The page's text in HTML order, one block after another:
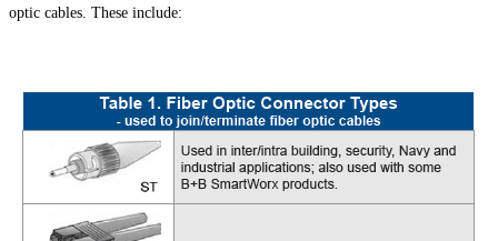
optic cables. These include: